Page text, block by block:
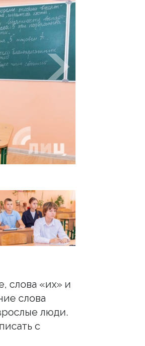
слова «их» и
слова
люди.
с